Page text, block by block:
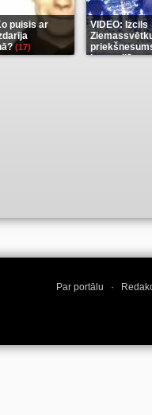
puisis ar
(17)
VIDEO: Izcils
karu stilā(7)
Par portālu ·